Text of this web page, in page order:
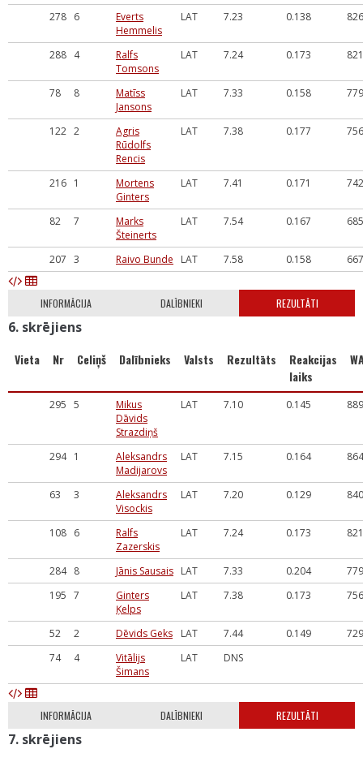
278 6
Everts
Hemmelis
LAT 7.23 0.138 826
288 4
Ralfs
Tomsons
LAT 7.24 0.173 821
78 8
Matīss
Jansons
LAT 7.33 0.158 779
122 2
Agris
Rūdolfs
Rencis
LAT 7.38 0.177 756
216 1
Mortens
Ginters
LAT 7.41 0.171 742
82 7
Marks
Šteinerts
LAT 7.54 0.167 685
207 3 Raivo Bunde LAT 7.58 0.158 667
INFORMĀCIJA DALĪBNIEKI REZULTĀTI
6. skrējiens
Vieta Nr Celiņš Dalībnieks Valsts Rezultāts
Reakcijas
laiks
295 5
Mikus
Dāvids
Strazdiņš
LAT 7.10 0.145 889
294 1
Aleksandrs
Madijarovs
LAT 7.15 0.164 864
63 3
Aleksandrs
Visockis
LAT 7.20 0.129 840
108 6
Ralfs
Zazerskis
LAT 7.24 0.173 821
284 8 Jānis Sausais LAT 7.33 0.204
779
195 7
Ginters
Ķelps
LAT 7.38 0.173 756
52 2 Dēvids Geks LAT 7.44 0.149
729
74
4
Vitālijs
Šimans
LAT DNS
INFORMĀCIJA DALĪBNIEKI REZULTĀTI
7. skrējiens